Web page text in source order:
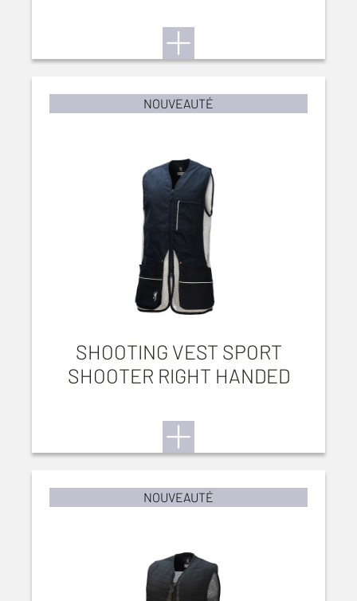
NOUVEAUTÉ
SHOOTING VEST SPORT
SHOOTER RIGHT HANDED
NOUVEAUTÉ